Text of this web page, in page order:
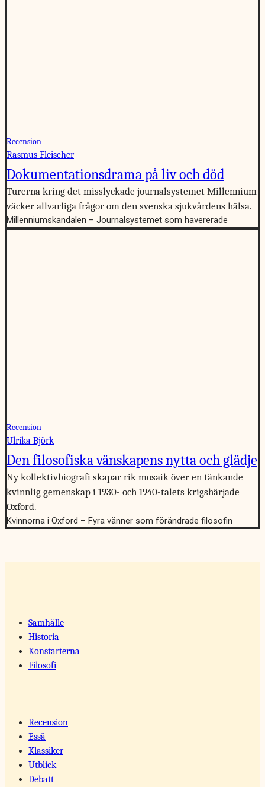
Recension
Rasmus Fleischer
Dokumentationsdrama på liv och död
Turerna kring det misslyckade journalsystemet Millennium
väcker allvarliga frågor om den svenska sjukvårdens hälsa.
Millenniumskandalen – Journalsystemet som havererade
Recension
Ulrika Björk
Den filosofiska vänskapens nytta och glädje
Ny kollektivbiografi skapar rik mosaik över en tänkande
kvinnlig gemenskap i 1930- och 1940-talets krigshärjade
Oxford.
Kvinnorna i Oxford – Fyra vänner som förändrade filosofin
Samhälle
Historia
Konstarterna
Filosofi
Recension
Essä
Klassiker
Utblick
Debatt